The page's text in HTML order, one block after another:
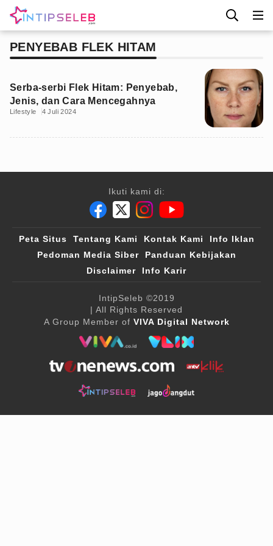
PENYEBAB FLEK HITAM
Serba-serbi Flek Hitam: Penyebab,
Jenis, dan Cara Mencegahnya
Lifestyle 4 Juli 2024
Ikuti kami di:
Peta Situs Tentang Kami Kontak Kami
Info Iklan
Pedoman Media Siber
Panduan Kebijakan
Disclaimer
Info Karir
IntipSeleb ©2019
| All Rights Reserved
A Group Member of VIVA Digital Network